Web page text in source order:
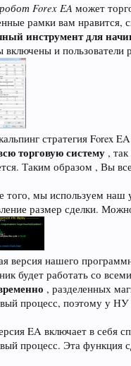
робот Forex EA может
рамки вам нравится,
инструмент для
включены и пользователи
стратегия Forex
торговую систему ,
Таким образом , Вы
того, мы используем наш
размер сделки.
версия нашего
будет работать со
, разделенных
процесс, поэтому у НУ
EA включает в себя
процесс. Эта функция